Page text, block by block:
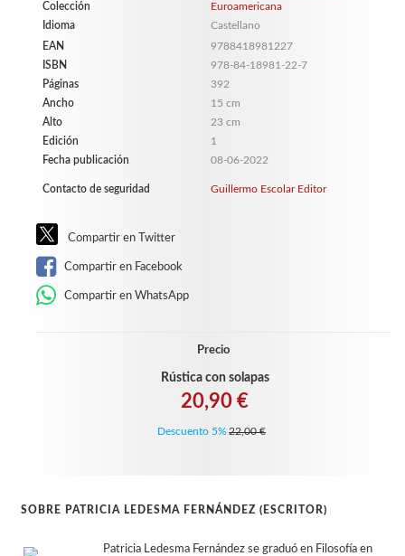
Colección
Euroamericana
Idioma
Castellano
EAN
9788418981227
ISBN
978-84-18981-22-7
Páginas
392
Ancho
15 cm
Alto
23 cm
Edición
1
Fecha publicación
08-06-2022
Contacto de seguridad Guillermo Escolar Editor
Compartir en Twitter
Compartir en Facebook
Compartir en WhatsApp
Precio
Rústica con solapas
20,90 €
Descuento 5% 22,00 €
SOBRE PATRICIA LEDESMA FERNÁNDEZ (ESCRITOR)
Patricia Ledesma Fernández se graduó en Filosofía en